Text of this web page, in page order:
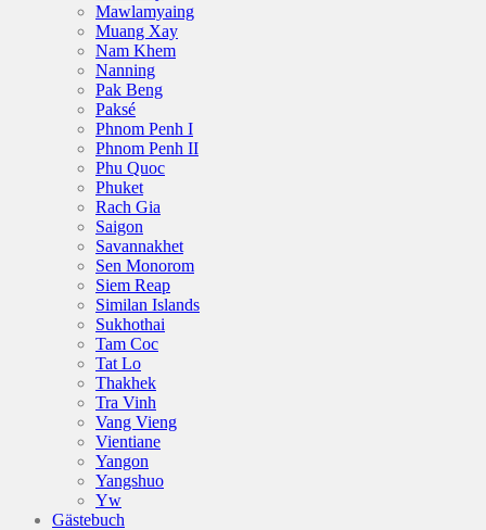
Mawlamyaing
Muang Xay
Nam Khem
Nanning
Pak Beng
Paksé
Phnom Penh I
Phnom Penh II
Phu Quoc
Phuket
Rach Gia
Saigon
Savannakhet
Sen Monorom
Siem Reap
Similan Islands
Sukhothai
Tam Coc
Tat Lo
Thakhek
Tra Vinh
Vang Vieng
Vientiane
Yangon
Yangshuo
Yw
Gästebuch